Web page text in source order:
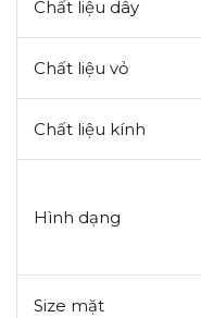
Chất liệu dây
Chất liệu vỏ
Chất liệu kính
Hình dạng
Size mặt